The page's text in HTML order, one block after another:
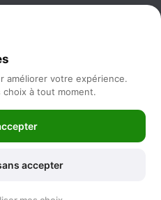
-Conditions générales de vente
améliorer votre expérience.
choix à tout moment.
accepter